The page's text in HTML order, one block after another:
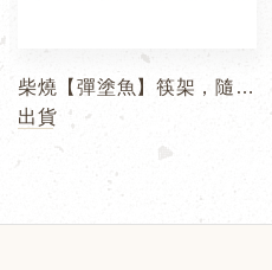
柴燒【彈塗魚】筷架，隨機
出貨